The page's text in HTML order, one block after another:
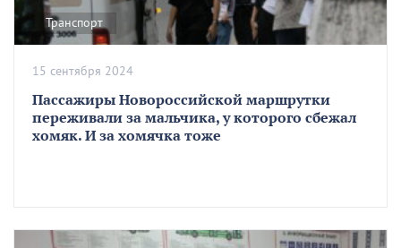
Транспорт
Пассажиры Новороссийской маршрутки
переживали за мальчика, у которого сбежал
хомяк. И за хомячка тоже
15 сентября 2024